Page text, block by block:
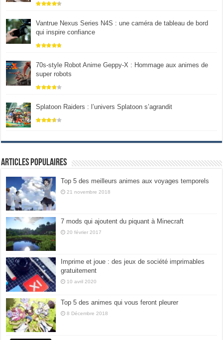
Vantrue Nexus Series N4S : une caméra de tableau de bord
qui inspire confiance
70s-style Robot Anime Geppy-X : Hommage aux animes de
super robots
Splatoon Raiders : l’univers Splatoon s’agrandit
Articles populaires
Top 5 des meilleurs animes aux voyages temporels
21 novembre 2018
7 mods qui ajoutent du piquant à Minecraft
20 février 2017
Imprime et joue : des jeux de société imprimables
gratuitement
10 avril 2020
Top 5 des animes qui vous feront pleurer
8 Décembre 2018